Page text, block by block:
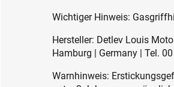
Wichtiger Hinweis:
Hersteller: Detlev Louis
Hamburg | Germany | Tel.
Warnhinweis: